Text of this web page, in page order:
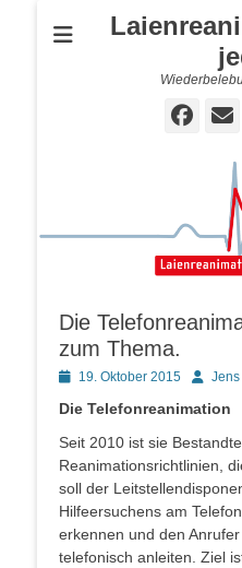
Die
zum Thema.
Posted19. Oktober 2015 Autor
Die Telefonreanimation
Seit 2010 ist sie
Reanimationsrichtlinien,
soll der
Hilfeersuchens am
erkennen und den
telefonisch anleiten. Ziel